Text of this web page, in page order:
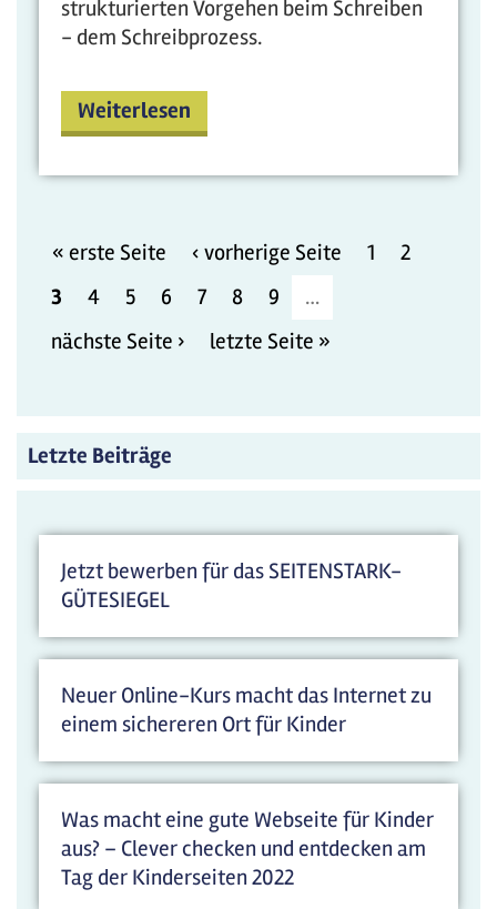
strukturierten Vorgehen beim Schreiben
- dem Schreibprozess.
Weiterlesen
« erste Seite ‹ vorherige Seite 1
2
3
4 5 6 7 8 9
…
nächste Seite ›
letzte Seite »
Letzte Beiträge
Jetzt bewerben für das SEITENSTARK-
GÜTESIEGEL
Neuer Online-Kurs macht das Internet zu
einem sichereren Ort für Kinder
Was macht eine gute Webseite für Kinder
aus? – Clever checken und entdecken am
Tag der Kinderseiten 2022